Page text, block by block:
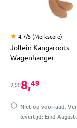
4.7/5 (Merkscore)
Jollein Kangaroots
Wagenhanger
9,998,49
Niet op voorraad.
levertijd: Eind